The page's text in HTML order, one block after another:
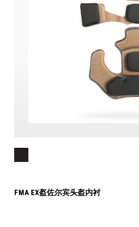
FMA EX盔佐尔宾头盔内衬